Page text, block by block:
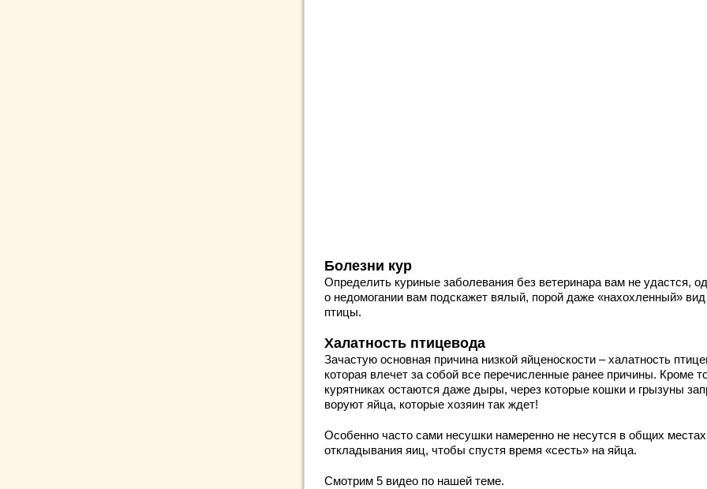
Болезни кур
Определить куриные заболевания без ветеринара вам не удастся,
о недомогании вам подскажет вялый, порой даже «нахохленный» вид
птицы.
Халатность птицевода
Зачастую основная причина низкой яйценоскости – халатность
которая влечет за собой все перечисленные ранее причины. Кроме
курятниках остаются даже дыры, через которые кошки и грызуны
воруют яйца, которые хозяин так ждет!
Особенно часто сами несушки намеренно не несутся в общих местах
откладывания яиц, чтобы спустя время «сесть» на яйца.
Смотрим 5 видео по нашей теме.